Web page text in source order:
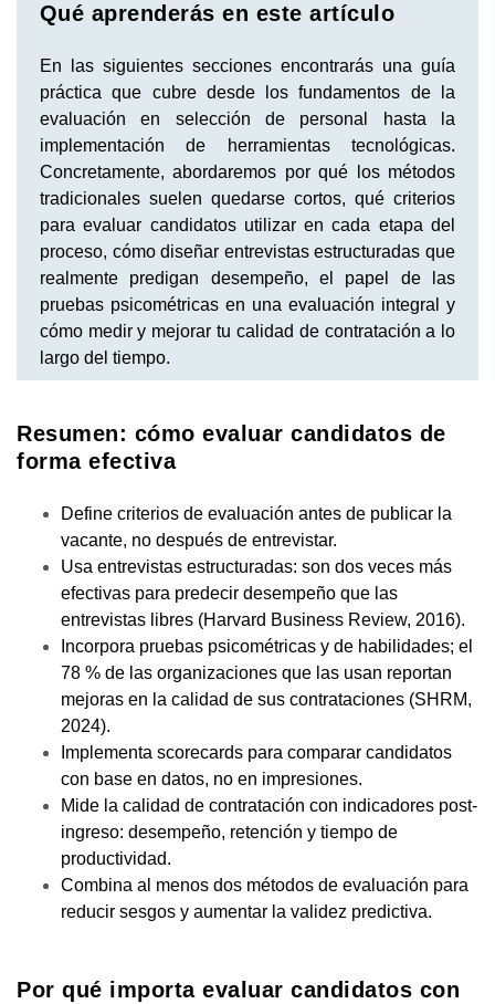
Qué aprenderás en este artículo
En las siguientes secciones encontrarás una guía
práctica que cubre desde los fundamentos de la
evaluación en selección de personal hasta la
implementación de herramientas tecnológicas.
Concretamente, abordaremos por qué los métodos
tradicionales suelen quedarse cortos, qué criterios
para evaluar candidatos utilizar en cada etapa del
proceso, cómo diseñar entrevistas estructuradas que
realmente predigan desempeño, el papel de las
pruebas psicométricas en una evaluación integral y
cómo medir y mejorar tu calidad de contratación a lo
largo del tiempo.
Resumen: cómo evaluar candidatos de
forma efectiva
Define criterios de evaluación antes de publicar la
vacante, no después de entrevistar.
Usa entrevistas estructuradas: son dos veces más
efectivas para predecir desempeño que las
entrevistas libres (Harvard Business Review, 2016).
Incorpora pruebas psicométricas y de habilidades; el
78 % de las organizaciones que las usan reportan
mejoras en la calidad de sus contrataciones (SHRM,
2024).
Implementa scorecards para comparar candidatos
con base en datos, no en impresiones.
Mide la calidad de contratación con indicadores post-
ingreso: desempeño, retención y tiempo de
productividad.
Combina al menos dos métodos de evaluación para
reducir sesgos y aumentar la validez predictiva.
Por qué importa evaluar candidatos con